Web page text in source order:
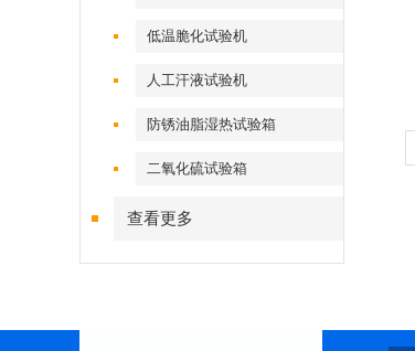
低温脆化试验机
人工汗液试验机
防锈油脂湿热试验箱
二氧化硫试验箱
查看更多